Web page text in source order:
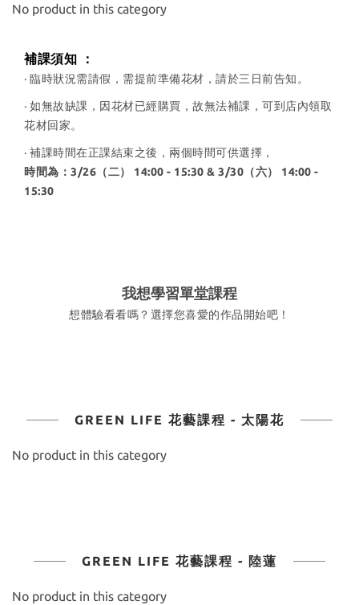
No product in this category
補課須知 ：
· 臨時狀況需請假，需提前準備花材，請於三日前告知。
· 如無故缺課，因花材已經購買，故無法補課，可到店內領取
花材回家。
· 補課時間在正課結束之後，兩個時間可供選擇，
時間為：3/26（二） 14:00 - 15:30 & 3/30（六） 14:00 -
15:30
我想學習單堂課程
想體驗看看嗎？選擇您喜愛的作品開始吧！
GREEN LIFE 花藝課程 - 太陽花
No product in this category
GREEN LIFE 花藝課程 - 陸蓮
No product in this category